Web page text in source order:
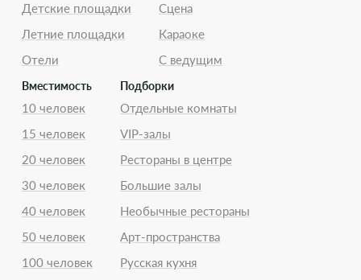
Детские площадки
Летние площадки
Отели
Сцена
Караоке
С ведущим
Вместимость
10 человек
15 человек
20 человек
30 человек
40 человек
50 человек
100 человек
Подборки
Отдельные комнаты
VIP-залы
Рестораны в центре
Большие залы
Необычные рестораны
Арт-пространства
Русская кухня